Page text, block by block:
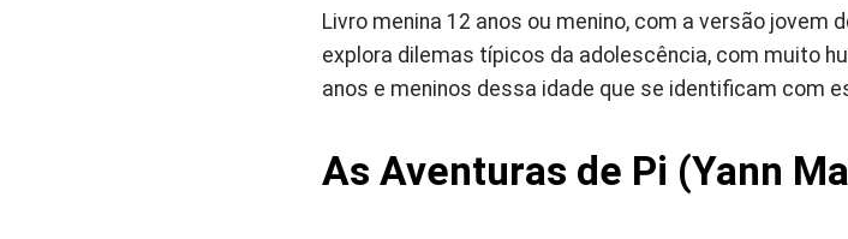
Livro menina 12 anos ou menino, com a versão jovem
explora dilemas típicos da adolescência, com muito
anos e meninos dessa idade que se identificam com
As Aventuras de Pi (Yann